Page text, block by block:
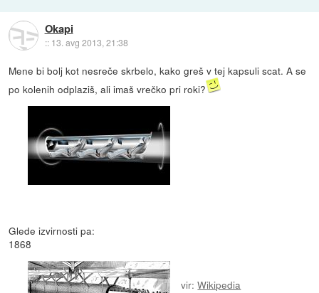
Okapi
:: 13. avg 2013, 21:38
Mene bi bolj kot nesreče skrbelo, kako greš v tej kapsuli scat. A se
po kolenih odplaziš, ali imaš vrečko pri roki?
Glede izvirnosti pa:
1868
vir:Wikipedia